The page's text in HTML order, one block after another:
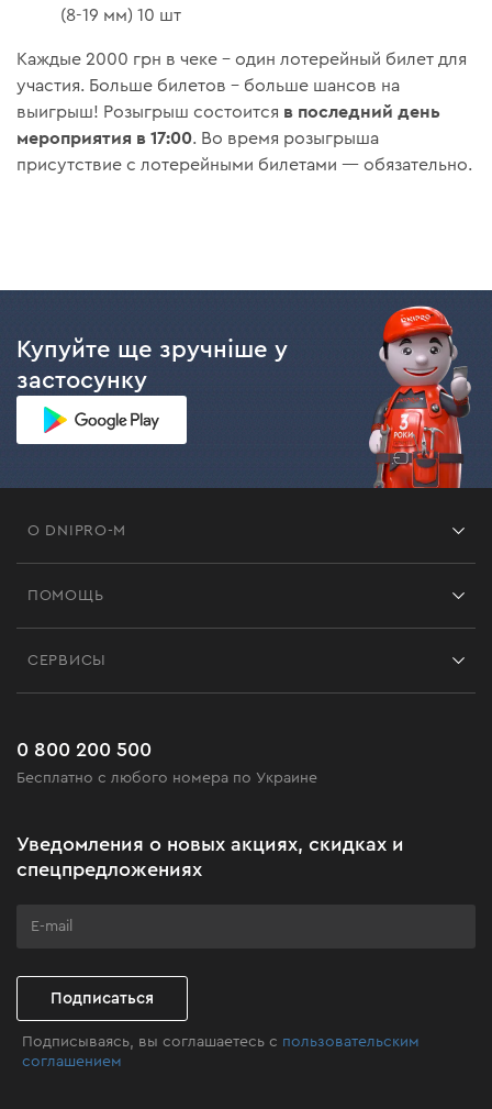
(8-19 мм) 10 шт
Каждые 2000 грн в чеке – один лотерейный билет для
участия. Больше билетов – больше шансов на
выигрыш! Розыгрыш состоится в последний день
мероприятия в 17:00. Во время розыгрыша
присутствие с лотерейными билетами — обязательно.
Купуйте ще зручніше у
застосунку
О DNIPRO-M
Черная пятница
Клуб мастерства
ПОМОЩЬ
Часто задаваемые вопросы
СЕРВИСЫ
0 800 200 500
Бесплатно с любого номера по Украине
Уведомления о новых акциях, скидках и
спецпредложениях
Подписаться
Подписываясь, вы соглашаетесь с пользовательским
соглашением